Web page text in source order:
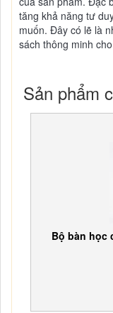
tăng khả năng tư
muốn. Đây có lẽ là
sách thông minh
Sản phẩm
Bộ bàn học